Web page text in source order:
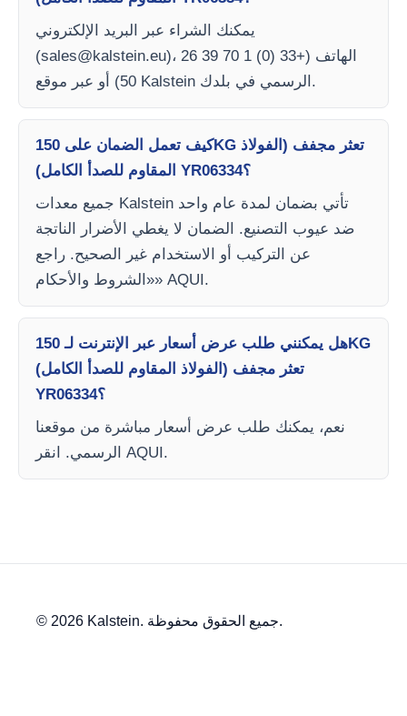
يمكنك الشراء عبر البريد الإلكتروني
(sales@kalstein.eu)، الهاتف (+33 (0) 1 70 39 26
50) أو عبر موقع Kalstein الرسمي في بلدك.
كيف تعمل الضمان على 150KG تعثر مجفف (الفولاذ
المقاوم للصدأ الكامل) YR06334؟
جميع معدات Kalstein تأتي بضمان لمدة عام واحد
ضد عيوب التصنيع. الضمان لا يغطي الأضرار الناتجة
عن التركيب أو الاستخدام غير الصحيح. راجع
«الشروط والأحكام» AQUI.
هل يمكنني طلب عرض أسعار عبر الإنترنت لـ 150KG
تعثر مجفف (الفولاذ المقاوم للصدأ الكامل)
YR06334؟
نعم، يمكنك طلب عرض أسعار مباشرة من موقعنا
الرسمي. انقر AQUI.
© 2026 Kalstein. جميع الحقوق محفوظة.